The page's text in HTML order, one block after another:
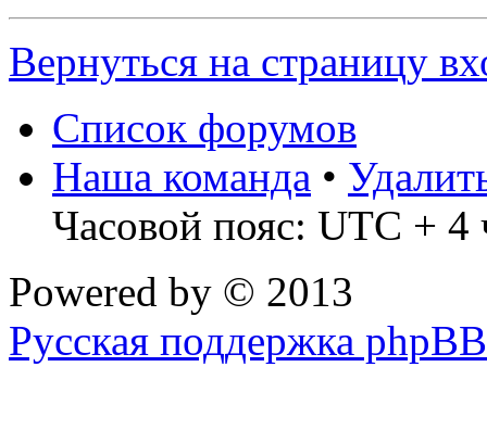
Вернуться на страницу
Список форумов
Наша команда •
Часовой пояс: UTC + 4
Powered by © 2013
Русская поддержка phpBB